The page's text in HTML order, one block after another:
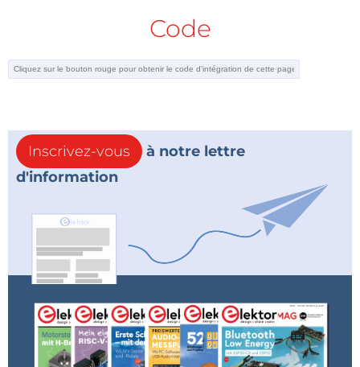
Code
Inscrivez-vous
à notre lettre
d'information